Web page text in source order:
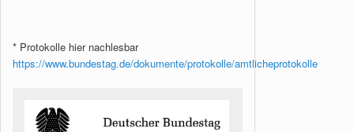
* Protokolle hier nachlesbar
https://www.bundestag.de/dokumente/protokolle/amtlicheprotokolle